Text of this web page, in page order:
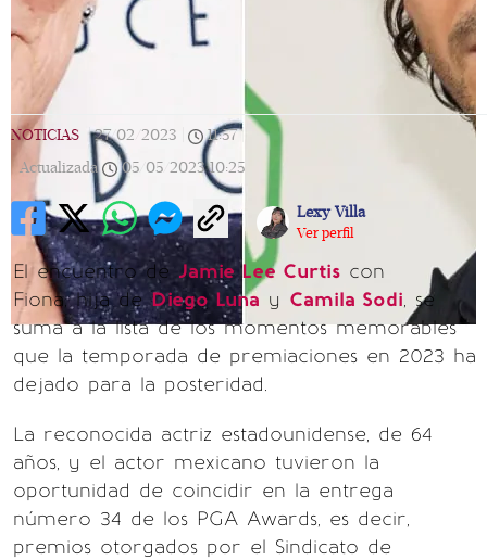
NOTICIAS | 27/02/2023 11:57 |
Actualizada
05/05/2023 10:25
Lexy Villa
Ver perfil
El encuentro de Jamie Lee Curtis con
Fiona, hija deDiego Luna y Camila Sodi, se
suma a la lista de los momentos memorables
que la temporada de premiaciones en 2023 ha
dejado para la posteridad.
La reconocida actriz estadounidense, de 64
años, y el actor mexicano tuvieron la
oportunidad de coincidir en la entrega
número 34 de los PGA Awards, es decir,
premios otorgados por el Sindicato de